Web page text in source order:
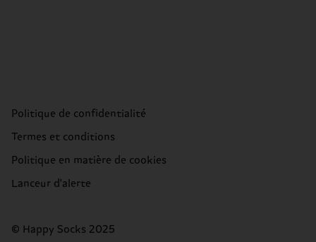
Politique de confidentialité
Termes et conditions
Politique en matière de cookies
Lanceur d'alerte
© Happy Socks 2025